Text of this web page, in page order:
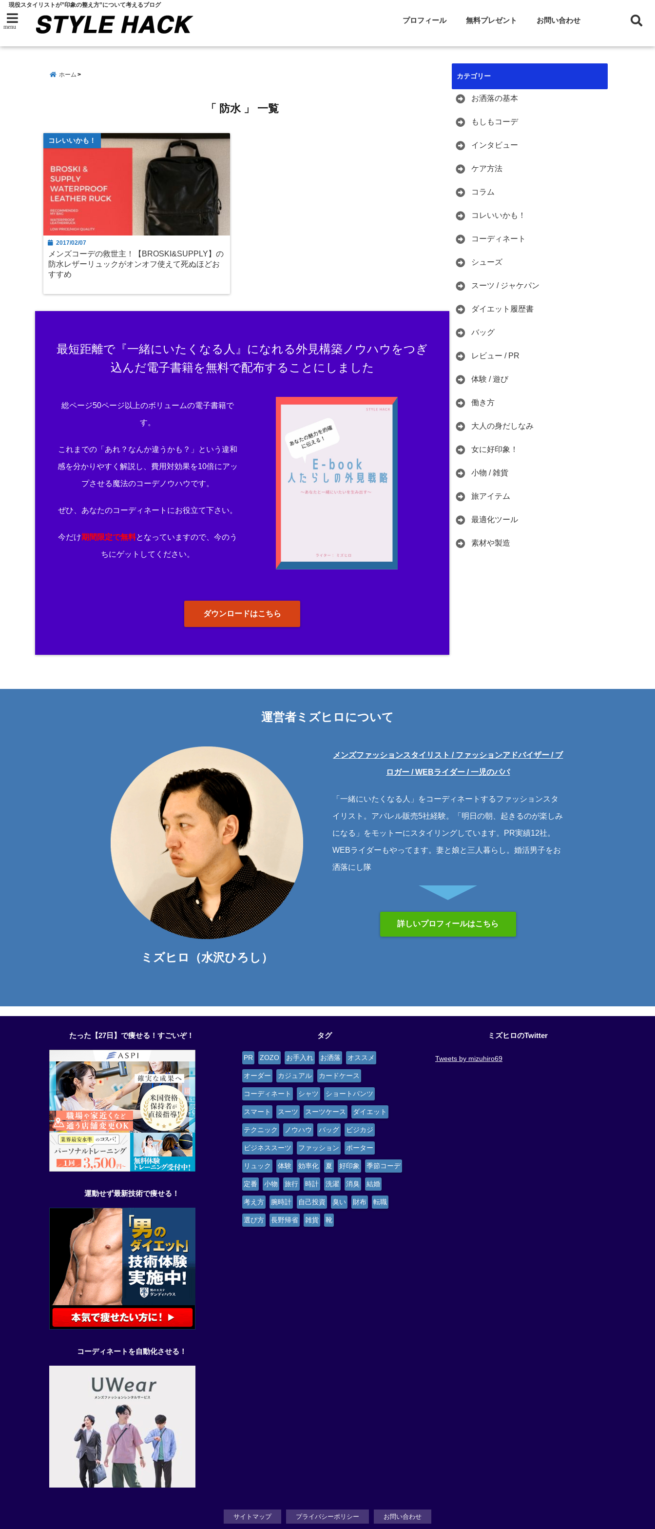
現役スタイリストが”印象の整え方”について考えるブログ
menu
プロフィール 無料プレゼント お問い合わせ
ホーム
「 防水 」 一覧
コレいいかも！
2017/02/07
メンズコーデの救世主！【BROSKI&SUPPLY】の
防水レザーリュックがオンオフ使えて死ぬほどお
すすめ
最短距離で『一緒にいたくなる人』になれる外見構築ノウハウをつぎ
込んだ電子書籍を無料で配布することにしました
総ページ50ページ以上のボリュームの電子書籍で
す。
これまでの「あれ？なんか違うかも？」という違和
感を分かりやすく解説し、費用対効果を10倍にアッ
プさせる魔法のコーデノウハウです。
ぜひ、あなたのコーディネートにお役立て下さい。
今だけ期間限定で無料となっていますので、今のう
ちにゲットしてください。
ダウンロードはこちら
カテゴリー
お洒落の基本
もしもコーデ
インタビュー
ケア方法
コラム
コレいいかも！
コーディネート
シューズ
スーツ / ジャケパン
ダイエット履歴書
バッグ
レビュー / PR
体験 / 遊び
働き方
大人の身だしなみ
女に好印象！
小物 / 雑貨
旅アイテム
最適化ツール
素材や製造
運営者ミズヒロについて
ミズヒロ（水沢ひろし）
メンズファッションスタイリスト / ファッションアドバイザー / ブ
ロガー / WEBライダー / 一児のパパ
「一緒にいたくなる人」をコーディネートするファッションスタ
イリスト。アパレル販売5社経験。「明日の朝、起きるのが楽しみ
になる」をモットーにスタイリングしています。PR実績12社。
WEBライダーもやってます。妻と娘と三人暮らし。婚活男子をお
洒落にし隊
詳しいプロフィールはこちら
たった【27日】で痩せる！すごいぞ！
運動せず最新技術で痩せる！
コーディネートを自動化させる！
タグ
PR ZOZO お手入れ お洒落 オススメ
オーダー カジュアル カードケース
コーディネート シャツ ショートパンツ
スマート スーツ スーツケース ダイエット
テクニック ノウハウ バッグ ビジカジ
ビジネススーツ ファッション ポーター
リュック 体験 効率化 夏 好印象 季節コーデ
定番 小物 旅行 時計 洗濯 消臭 結婚
考え方 腕時計 自己投資 臭い 財布 転職
選び方 長野帰省 雑貨 靴
ミズヒロのTwitter
Tweets by mizuhiro69
サイトマップ プライバシーポリシー お問い合わせ